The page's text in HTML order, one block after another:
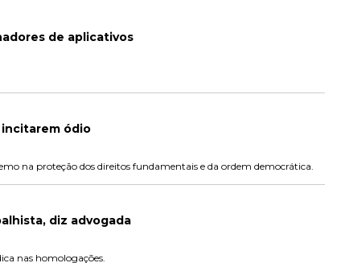
de aplicativos
ódio
na proteção dos direitos fundamentais e da ordem democrática.
diz advogada
nas homologações.